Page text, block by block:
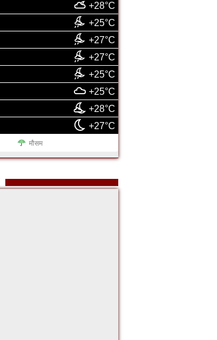
+28°C
+25°C
+27°C
+27°C
+25°C
+25°C
+28°C
+27°C
मौसम